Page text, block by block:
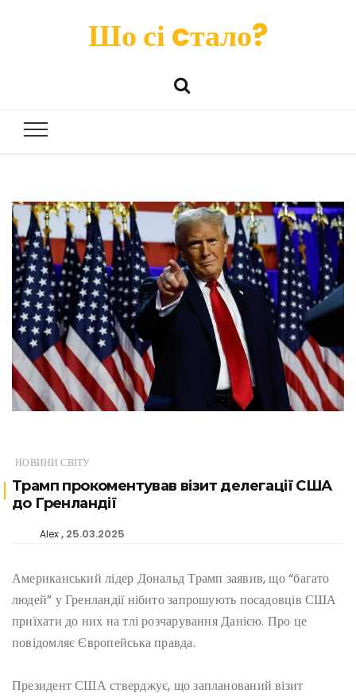
Шо сі cтало?
НОВИНИ СВІТУ
Трамп прокоментував візит делегації США
до Гренландії
Alex 25.03.2025
Американський лідер Дональд Трамп заявив, що “багато
людей” у Гренландії нібито запрошують посадовців США
приїхати до них на тлі розчарування Данією. Про це
повідомляє Європейська правда.
Президент США стверджує, що запланований візит